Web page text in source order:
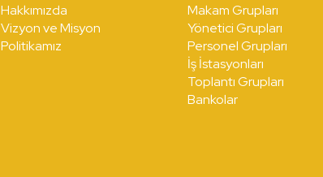
Hakkımızda
Vizyon ve Misyon
Politikamız
Makam Grupları
Yönetici Grupları
Personel Grupları
İş İstasyonları
Toplantı Grupları
Bankolar